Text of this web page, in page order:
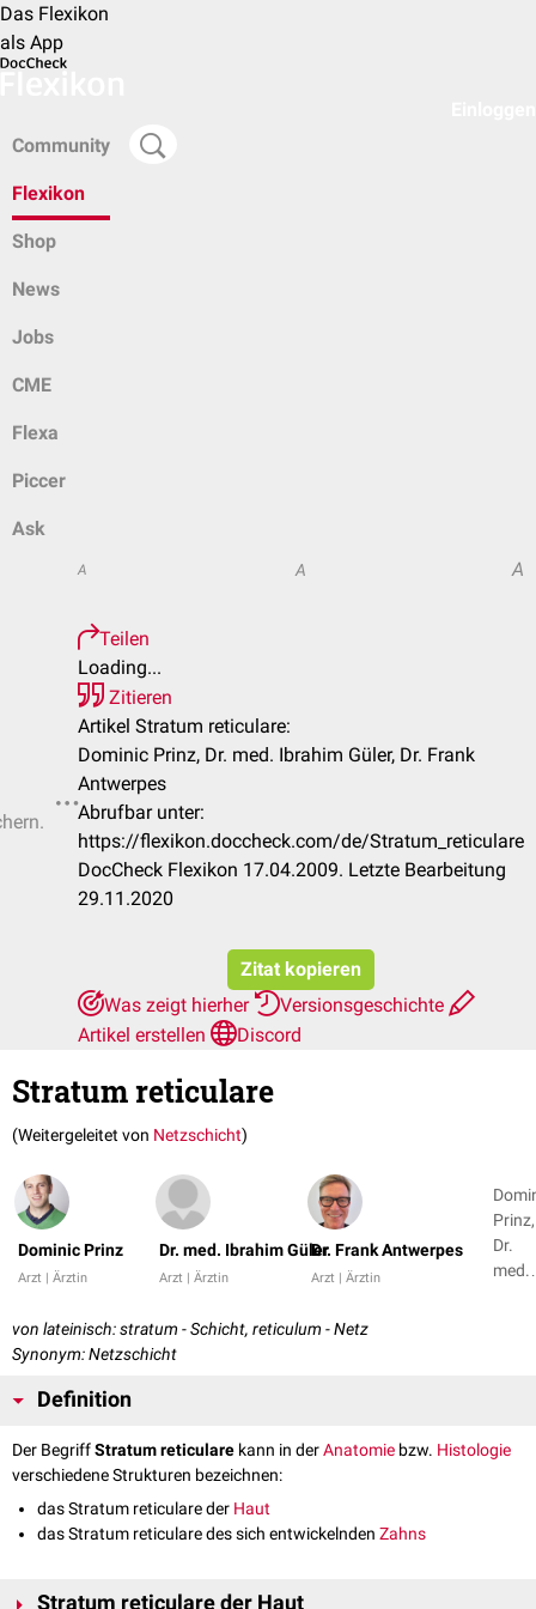
Das Flexikon
als App
Community
Flexikon
Shop
News
Jobs
CME
Flexa
Piccer
Ask
A A A
Teilen
Loading...
Zitieren
Artikel Stratum reticulare:
Dominic Prinz, Dr. med. Ibrahim Güler, Dr. Frank
Antwerpes
Abrufbar unter:
https://flexikon.doccheck.com/de/Stratum_reticulare
DocCheck Flexikon 17.04.2009. Letzte Bearbeitung
29.11.2020
Zitat kopieren
Was zeigt hierher
Versionsgeschichte
Artikel erstellen
Discord
Stratum reticulare
(Weitergeleitet von Netzschicht)
Dominic Prinz
Arzt | Ärztin
Dr. med. Ibrahim Güler
Arzt | Ärztin
Dr. Frank Antwerpes
Arzt | Ärztin
Prinz,
Dr.
med.
von lateinisch: stratum - Schicht, reticulum - Netz
Synonym: Netzschicht
Definition
Der BegriffStratum reticulare kann in derAnatomie bzw. Histologie
verschiedene Strukturen bezeichnen:
das Stratum reticulare der Haut
das Stratum reticulare des sich entwickelnden Zahns
Stratum reticulare der Haut